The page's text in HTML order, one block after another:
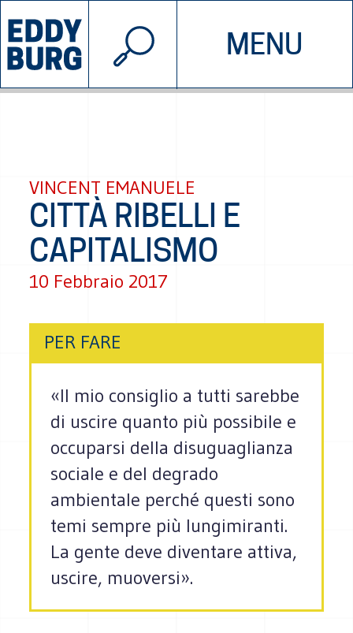
MENU
INIZIATIVE CHI SIAMO
© 2026 EDDYBURG
VINCENT EMANUELE
CITTÀ RIBELLI E
CAPITALISMO
10 Febbraio 2017
PER FARE
«Il mio consiglio a tutti sarebbe
di uscire quanto più possibile e
occuparsi della disuguaglianza
sociale e del degrado
ambientale perché questi sono
temi sempre più lungimiranti.
La gente deve diventare attiva,
uscire, muoversi».